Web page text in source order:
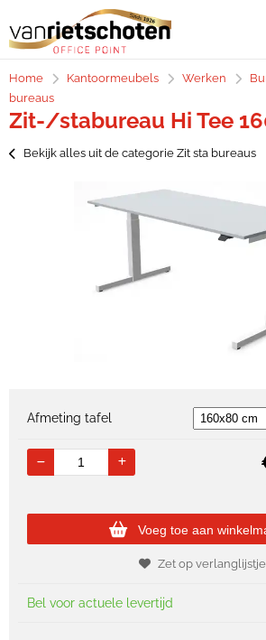
Home Kantoormeubels Werken
bureaus
Zit-/stabureau Hi Tee
Bekijk alles uit de categorie Zit sta bureaus
Afmeting tafel
Voeg toe aan
Zet op verlanglijstje
Bel voor actuele levertijd